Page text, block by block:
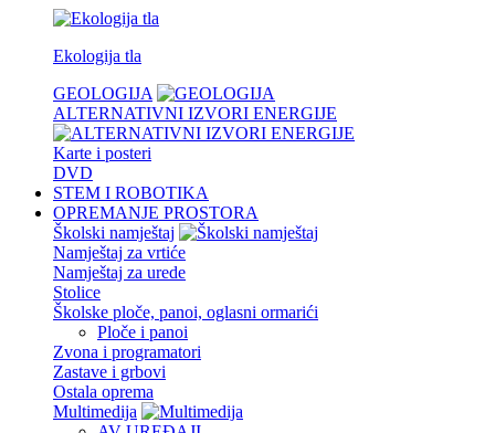
Ekologija tla
GEOLOGIJA
ALTERNATIVNI IZVORI ENERGIJE
Karte i posteri
DVD
STEM I ROBOTIKA
OPREMANJE PROSTORA
Školski namještaj
Namještaj za vrtiće
Namještaj za urede
Stolice
Školske ploče, panoi, oglasni ormarići
Ploče i panoi
Zvona i programatori
Zastave i grbovi
Ostala oprema
Multimedija